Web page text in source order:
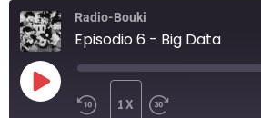
Radio-Bouki
Episodio 6 - Big Data
1X